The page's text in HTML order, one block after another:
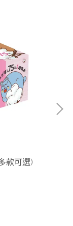
多款可選)